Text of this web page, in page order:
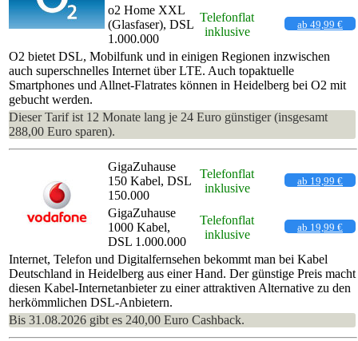
o2 Home XXL
(Glasfaser), DSL
1.000.000
Telefonflat
inklusive
ab 49,99 €
O2 bietet DSL, Mobilfunk und in einigen Regionen inzwischen
auch superschnelles Internet über LTE. Auch topaktuelle
Smartphones und Allnet-Flatrates können in Heidelberg bei O2 mit
gebucht werden.
Dieser Tarif ist 12 Monate lang je 24 Euro günstiger (insgesamt
288,00 Euro sparen).
GigaZuhause
150 Kabel, DSL
150.000
Telefonflat
inklusive
ab 19,99 €
GigaZuhause
1000 Kabel,
DSL 1.000.000
Telefonflat
inklusive
ab 19,99 €
Internet, Telefon und Digitalfernsehen bekommt man bei Kabel
Deutschland in Heidelberg aus einer Hand. Der günstige Preis macht
diesen Kabel-Internetanbieter zu einer attraktiven Alternative zu den
herkömmlichen DSL-Anbietern.
Bis 31.08.2026 gibt es 240,00 Euro Cashback.